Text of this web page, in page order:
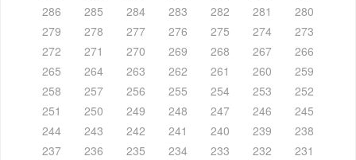
286
285 284 283 282 281
280
279
278 277 276 275 274
273
272
271 270 269 268 267
266
265
264 263 262 261 260
259
258
257 256 255 254 253
252
251
250 249 248 247 246
245
244
243 242 241 240 239
238
237
236 235 234 233 232
231